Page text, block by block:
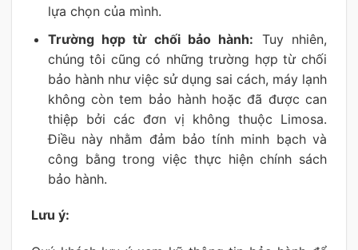
lựa chọn của mình.
Trường hợp từ chối bảo hành: Tuy nhiên,
chúng tôi cũng có những trường hợp từ chối
bảo hành như việc sử dụng sai cách, máy lạnh
không còn tem bảo hành hoặc đã được can
thiệp bởi các đơn vị không thuộc Limosa.
Điều này nhằm đảm bảo tính minh bạch và
công bằng trong việc thực hiện chính sách
bảo hành.
Lưu ý: